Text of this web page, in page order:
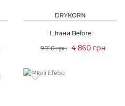
DRYKORN
Штани Before
9 710 грн 4 860 грн